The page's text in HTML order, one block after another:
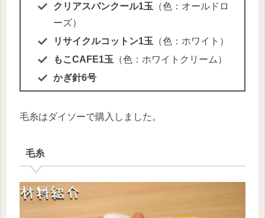
クリアスパンクール1玉 （色：オールドロ
ーズ）
リサイクルコットン1玉 （色：ホワイト）
もこCAFE1玉 （色：ホワイトクリーム）
かぎ針6号
毛糸はダイソーで購入しました。
毛糸